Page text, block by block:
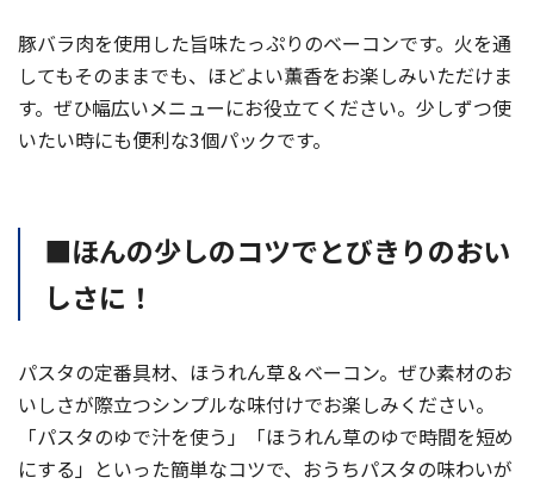
豚バラ肉を使用した旨味たっぷりのベーコンです。火を通
してもそのままでも、ほどよい薫香をお楽しみいただけま
す。ぜひ幅広いメニューにお役立てください。少しずつ使
いたい時にも便利な3個パックです。
■ほんの少しのコツでとびきりのおい
しさに！
パスタの定番具材、ほうれん草＆ベーコン。ぜひ素材のお
いしさが際立つシンプルな味付けでお楽しみください。
「パスタのゆで汁を使う」「ほうれん草のゆで時間を短め
にする」といった簡単なコツで、おうちパスタの味わいが